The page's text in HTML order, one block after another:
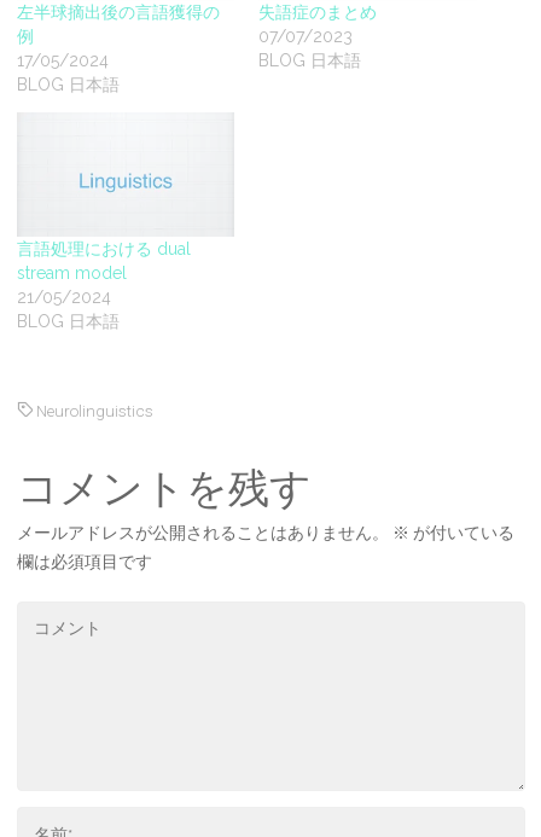
左半球摘出後の言語獲得の
例
17/05/2024
BLOG 日本語
失語症のまとめ
07/07/2023
BLOG 日本語
言語処理における dual
stream model
21/05/2024
BLOG 日本語
Neurolinguistics
コメントを残す
メールアドレスが公開されることはありません。 ※ が付いている
欄は必須項目です